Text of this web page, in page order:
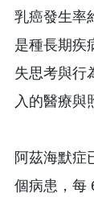
乳癌發生率
是種長期疾
失思考與行
入的醫療與
阿茲海默症
個病患，每